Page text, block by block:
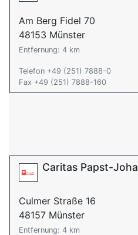
Am Berg Fidel 70
48153 Münster
Entfernung: 4 km
Telefon +49 (251) 7888-0
Fax +49 (251) 7888-160
Caritas Papst-
Culmer Straße 16
48157 Münster
Entfernung: 4 km